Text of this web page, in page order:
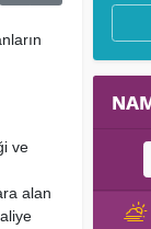
ve
alan